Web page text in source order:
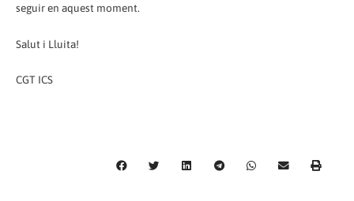
seguir en aquest moment.
Salut i Lluita!
CGT ICS